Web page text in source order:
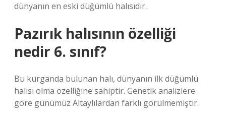
dünyanın en eski düğümlü halısıdır.
Pazırık halısının özelliği
nedir 6. sınıf?
Bu kurganda bulunan halı, dünyanın ilk düğümlü
halısı olma özelliğine sahiptir. Genetik analizlere
göre günümüz Altaylılardan farklı görülmemiştir.